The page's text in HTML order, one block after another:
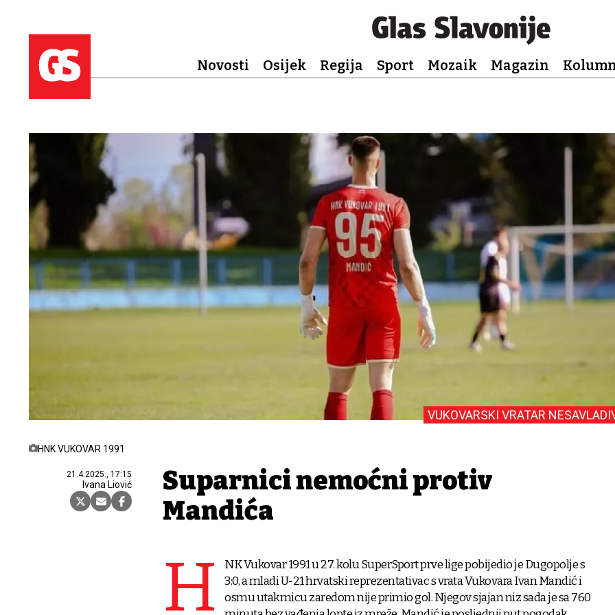
Novosti Osijek Regija Sport Mozaik Magazin
HNK VUKOVAR 1991
21.4.2025., 17:15
Ivana Liović
VUKOVARSKI VRATAR
Suparnici nemoćni protiv
Mandića
H
NK Vukovar 1991 u 27. kolu SuperSport prve lige pobijedio je Dugopolje s
3:0, a mladi U-21 hrvatski reprezentativac s vrata Vukovara Ivan Mandić i
osmu utakmicu zaredom nije primio gol. Njegov sjajan niz sada je sa 760